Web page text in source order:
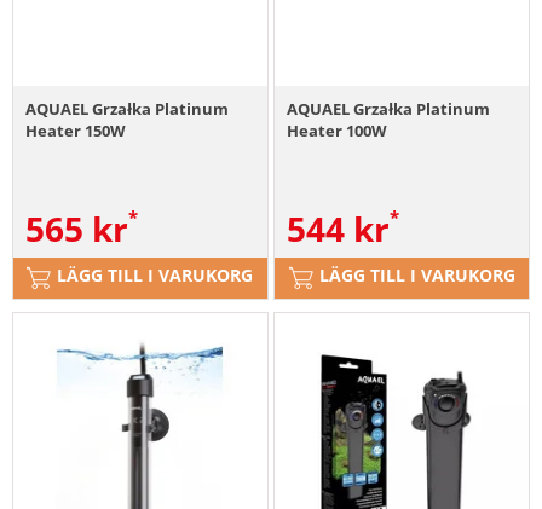
AQUAEL Grzałka Platinum
Heater 150W
565 kr
LÄGG TILL I VARUKORG
AQUAEL Grzałka Platinum
Heater 100W
544 kr
LÄGG TILL I VARUKORG